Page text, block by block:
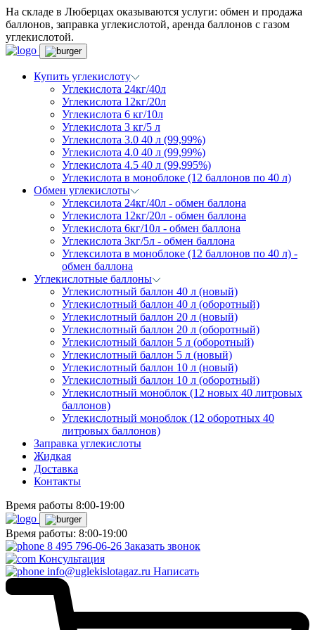
На складе в Люберцах оказываются услуги: обмен и продажа
баллонов, заправка углекислотой, аренда баллонов с газом
углекислотой.
Купить углекислоту
Углекислота 24кг/40л
Углекислота 12кг/20л
Углекислота 6 кг/10л
Углекислота 3 кг/5 л
Углекислота 3.0 40 л (99,99%)
Углекислота 4.0 40 л (99,99%)
Углекислота 4.5 40 л (99,995%)
Углекислота в моноблоке (12 баллонов по 40 л)
Обмен углекислоты
Углексилота 24кг/40л - обмен баллона
Углекислота 12кг/20л - обмен баллона
Углекислота 6кг/10л - обмен баллона
Углекислота 3кг/5л - обмен баллона
Углексилота в моноблоке (12 баллонов по 40 л) -
обмен баллона
Углекислотные баллоны
Углекислотный баллон 40 л (новый)
Углекислотный баллон 40 л (оборотный)
Углекислотный баллон 20 л (новый)
Углекислотный баллон 20 л (оборотный)
Углекислотный баллон 5 л (оборотный)
Углекислотный баллон 5 л (новый)
Углекислотный баллон 10 л (новый)
Углекислотный баллон 10 л (оборотный)
Углекислотный моноблок (12 новых 40 литровых
баллонов)
Углекислотный моноблок (12 оборотных 40
литровых баллонов)
Заправка углекислоты
Жидкая
Доставка
Контакты
Время работы 8:00-19:00
Время работы: 8:00-19:00
8 495 796-06-26 Заказать звонок
Консультация
info@uglekislotagaz.ru Написать